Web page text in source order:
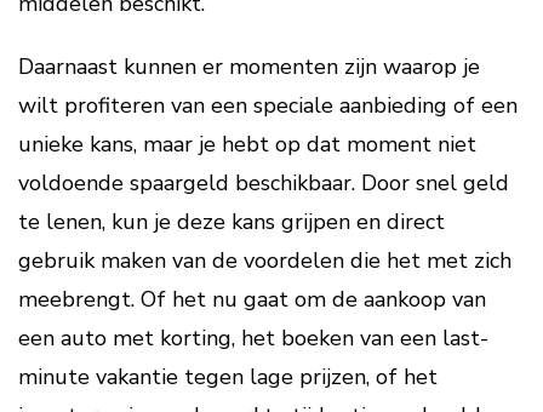
Daarnaast kunnen er momenten zijn waarop je
wilt profiteren van een speciale aanbieding of een
unieke kans, maar je hebt op dat moment niet
voldoende spaargeld beschikbaar. Door snel geld
te lenen, kun je deze kans grijpen en direct
gebruik maken van de voordelen die het met zich
meebrengt. Of het nu gaat om de aankoop van
een auto met korting, het boeken van een last-
minute vakantie tegen lage prijzen, of het